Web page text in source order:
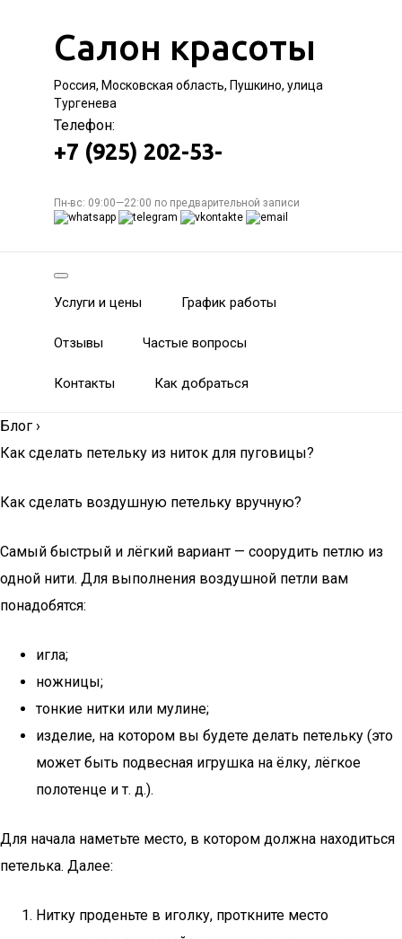
Салон красоты
Россия, Московская область, Пушкино, улица
Тургенева
Телефон:
+7 (925) 202-53-
Пн-вс: 09:00—22:00 по предварительной записи
Услуги и цены График работы
Отзывы Частые вопросы
Контакты Как добраться
Блог ›
Как сделать петельку из ниток для пуговицы?
Как сделать воздушную петельку вручную?
Самый быстрый и лёгкий вариант — соорудить петлю из
одной нити. Для выполнения воздушной петли вам
понадобятся:
игла;
ножницы;
тонкие нитки или мулине;
изделие, на котором вы будете делать петельку (это
может быть подвесная игрушка на ёлку, лёгкое
полотенце и т. д.).
Для начала наметьте место, в котором должна находиться
петелька. Далее:
Нитку проденьте в иголку, проткните место